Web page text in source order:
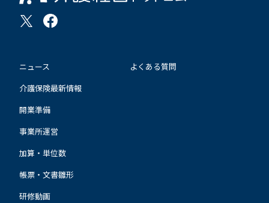
ニュース
介護保険最新情報
開業準備
事業所運営
加算・単位数
帳票・文書雛形
研修動画
よくある質問